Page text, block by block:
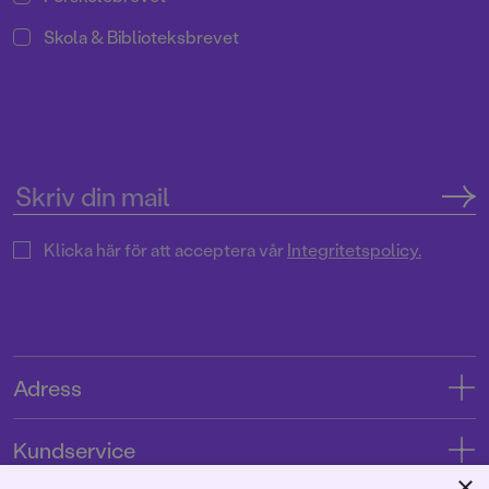
Skola & Biblioteksbrevet
Klicka här för att acceptera vårIntegritetspolicy.
Adress
Kundservice